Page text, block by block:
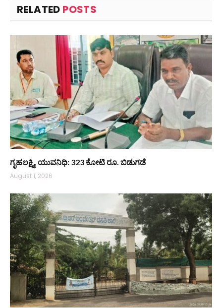
RELATED POSTS
ಗೃಹಲಕ್ಷ್ಮಿ, ಯುವನಿಧಿ: 323 ಕೋಟಿ ರೂ. ಬಿಡುಗಡೆ
August 1, 2026